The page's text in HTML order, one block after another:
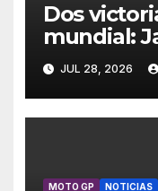
Dos
mundial:
JUL 28, 2026
MOTO GP NOTICIAS